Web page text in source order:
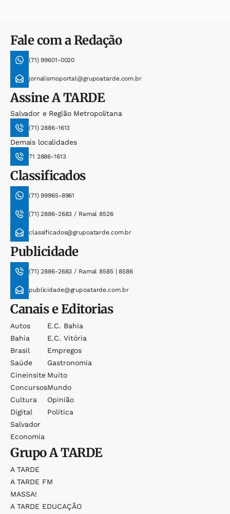
Fale com a Redação
(71) 99601-0020
jornalismoportal@grupoatarde.com.br
AssineA TARDE
Salvador e Região Metropolitana
(71) 2886-1613
Demais localidades
71 2886-1613
Classificados
(71) 99965-8961
(71) 2886-2683 / Ramal 8526
classificados@grupoatarde.com.br
Publicidade
(71) 2886-2683 / Ramal 8585 | 8586
publicidade@grupoatarde.com.br
Canais e Editorias
Autos
Bahia
Brasil
Saúde
Cineinsite
Concursos
Cultura
Digital
Salvador
Economia
E.c. Bahia
E.c. Vitória
Empregos
Gastronomia
Muito
Mundo
Opinião
Política
GrupoA TARDE
A TARDE
A TARDE FM
MASSA!
A TARDE EDUCAÇÃO